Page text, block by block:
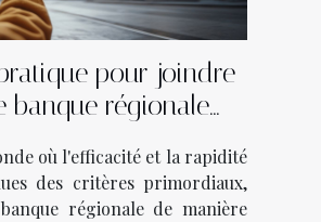
pour joindre
banque régionale
où l'efficacité et la rapidité
des critères primordiaux,
régionale de manière